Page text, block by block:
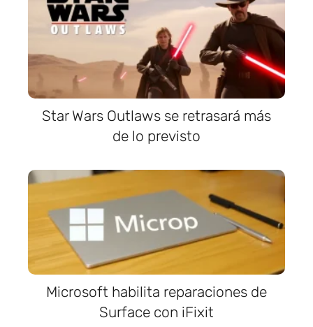
Star Wars Outlaws se retrasará más
de lo previsto
Microsoft habilita reparaciones de
Surface con iFixit